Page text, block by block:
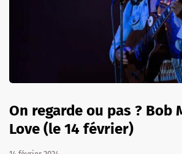
On regarde ou pas ? Bob
Love (le 14 février)